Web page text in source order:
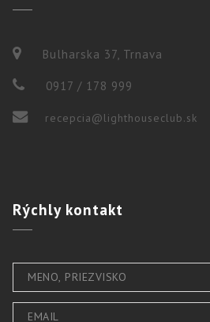
Bulharska 37, Trnava
0917 / 178 999
recepcia@lighthouseclub.sk
Rýchlykontakt